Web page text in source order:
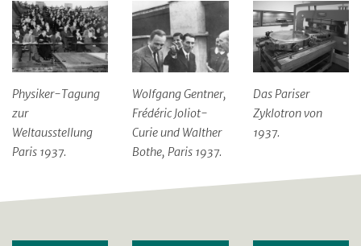
Physiker-Tagung
zur
Weltausstellung
Paris 1937.
Wolfgang Gentner,
Frédéric Joliot-
Curie und Walther
Bothe, Paris 1937.
Das Pariser
Zyklotron von
1937.